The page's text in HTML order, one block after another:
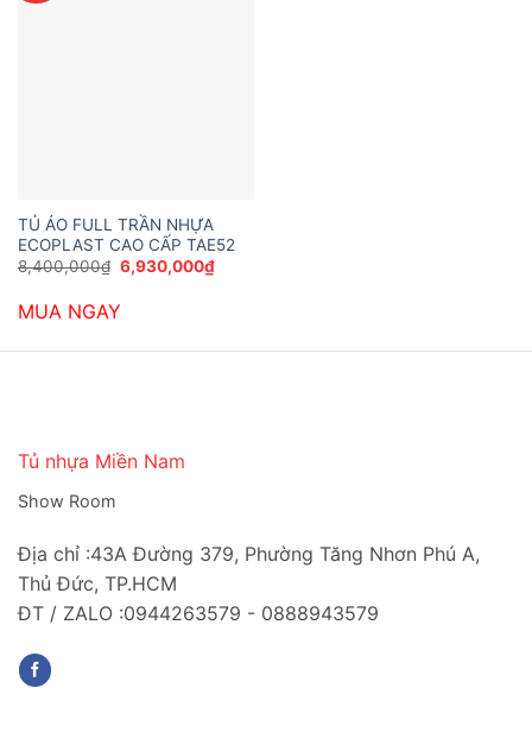
TỦ ÁO FULL TRẦN NHỰA
ECOPLAST CAO CẤP TAE52
8,400,000₫ Giá
gốc
8,400,000₫.
6,930,000₫Giá
hiện
MUA NGAY
Tủ nhựa Miền Nam
Show Room
Địa chỉ :43A Đường 379, Phường Tăng Nhơn Phú A,
Thủ Đức, TP.HCM
ĐT / ZALO :0944263579 - 0888943579